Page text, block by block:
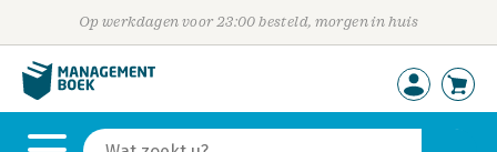
Op werkdagen voor 23:00 besteld, morgen in huis